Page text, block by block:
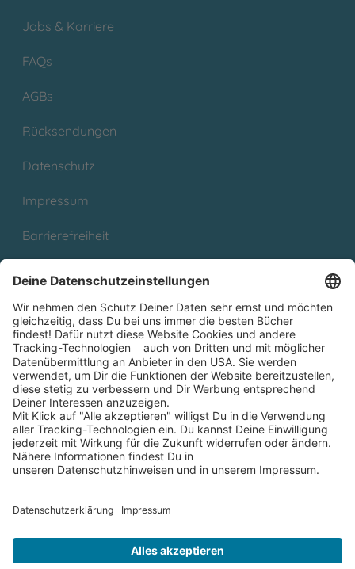
Jobs & Karriere
FAQs
AGBs
Rücksendungen
Datenschutz
Impressum
Barrierefreiheit
Partnerprogramm (Affiliate)
Folge uns auf
* Versandkostenfrei ab 9,00 € Bestellwert innerhalb
Deutschlands
** Lieferzeit 1-3 Werktage innerhalb Deutschlands
Thienemann-Esslinger Verlag GmbH, Blumenstraße 36, D-70182